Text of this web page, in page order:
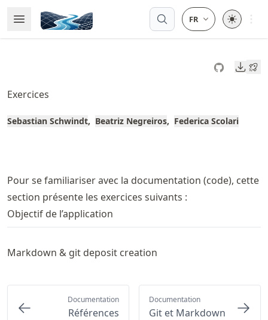
to
article
to
content
Open Menu
Made with MyST
Open
Exercices
Sebastian Schwindt Beatriz Negreiros Federica Scolari
Pour se familiariser avec la documentation (code), cette
section présente les exercices suivants :
Objectif de l’application
Markdown & git deposit creation
Documentation
Références
Documentation
Git et Markdown